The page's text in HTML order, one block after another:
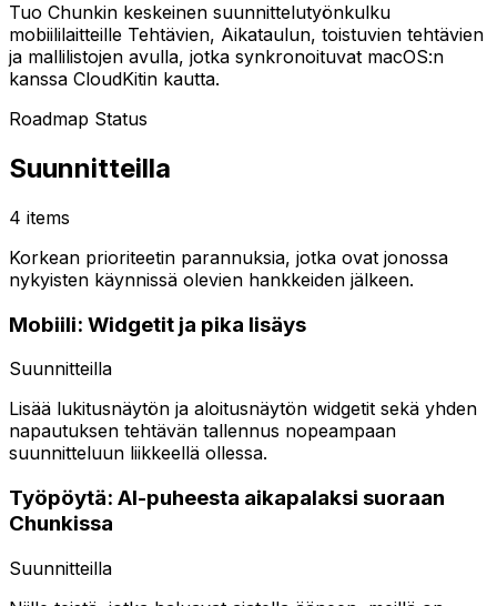
Tuo Chunkin keskeinen suunnittelutyönkulku
mobiililaitteille Tehtävien, Aikataulun, toistuvien tehtävien
ja mallilistojen avulla, jotka synkronoituvat macOS:n
kanssa CloudKitin kautta.
Roadmap Status
Suunnitteilla
4 items
Korkean prioriteetin parannuksia, jotka ovat jonossa
nykyisten käynnissä olevien hankkeiden jälkeen.
Mobiili: Widgetit ja pika lisäys
Suunnitteilla
Lisää lukitusnäytön ja aloitusnäytön widgetit sekä yhden
napautuksen tehtävän tallennus nopeampaan
suunnitteluun liikkeellä ollessa.
Työpöytä: AI-puheesta aikapalaksi suoraan
Chunkissa
Suunnitteilla